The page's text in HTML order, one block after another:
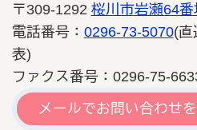
〒309-1292 桜川市岩瀬64番
電話番号： 0296-73-5070(直
表)
ファクス番号：0296-75-
メールでお問い合わせ